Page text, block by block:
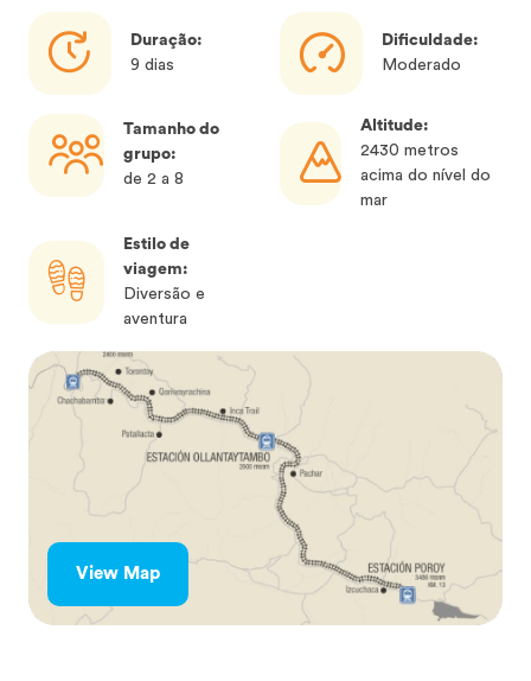
Duração:
9 dias
Dificuldade:
Moderado
Tamanho do
grupo:
de 2 a 8
Altitude:
2430 metros
acima do nível do
mar
Estilo de
viagem:
Diversão e
aventura
View Map